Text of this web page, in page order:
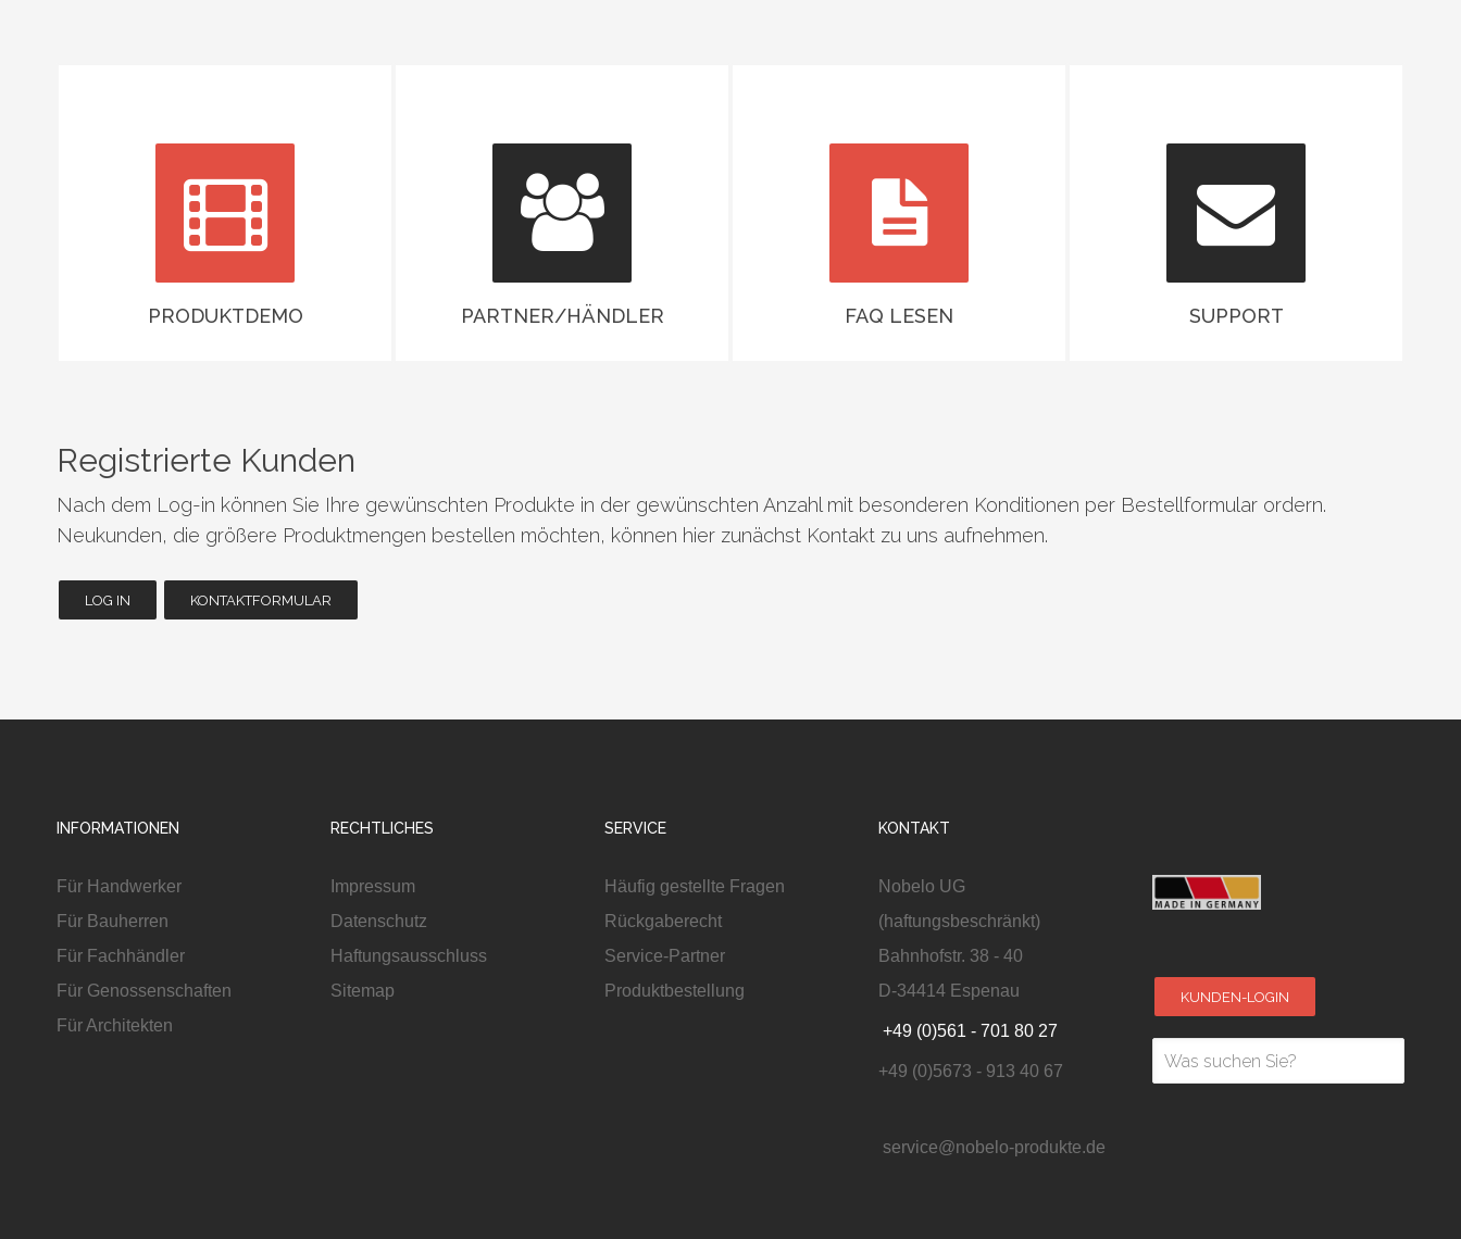
PRODUKTDEMO PARTNER/HÄNDLER FAQ LESEN SUPPORT
Registrierte Kunden
Nach dem Log-in können Sie Ihre gewünschten Produkte in der gewünschten Anzahl mit besonderen Konditionen per Bestellformular ordern.
Neukunden, die größere Produktmengen bestellen möchten, können hier zunächst Kontakt zu uns aufnehmen.
LOG IN KONTAKTFORMULAR
INFORMATIONEN
Für Handwerker
Für Bauherren
Für Fachhändler
Für Genossenschaften
Für Architekten
RECHTLICHES
Impressum
Datenschutz
Haftungsausschluss
Sitemap
SERVICE
Häufig gestellte Fragen
Rückgaberecht
Service-Partner
Produktbestellung
KONTAKT
Nobelo UG
(haftungsbeschränkt)
Bahnhofstr. 38 - 40
D-34414 Espenau
+49 (0)561 - 701 80 27
+49 (0)5673 - 913 40 67
service@nobelo-produkte.de
KUNDEN-LOGIN